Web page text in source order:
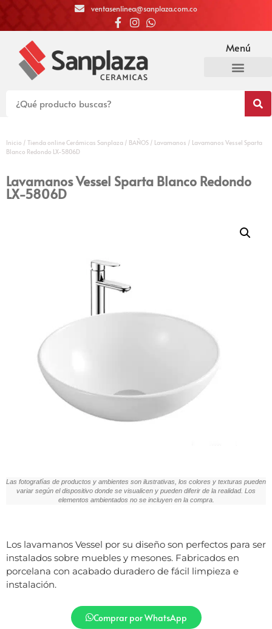
ventasenlinea@sanplaza.com.co
Menú
Inicio / Tienda online Cerámicas Sanplaza / BAÑOS / Lavamanos / Lavamanos Vessel Sparta
Blanco Redondo LX-5806D
Lavamanos Vessel Sparta Blanco Redondo
LX-5806D
Las fotografías de productos y ambientes son ilustrativas, los colores y texturas pueden
variar según el dispositivo donde se visualicen y pueden diferir de la realidad. Los
elementos ambientados no se incluyen en la compra.
Los lavamanos Vessel por su diseño son perfectos para ser
instalados sobre muebles y mesones. Fabricados en
porcelana con acabado duradero de fácil limpieza e
instalación.
Comprar por WhatsApp